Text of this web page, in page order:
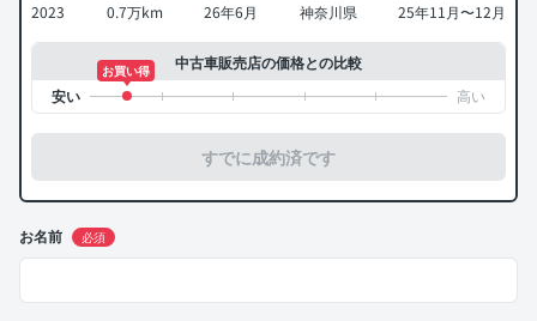
2023 0.7万km 26年6月 神奈川県 25年11月〜12月
中古車販売店の価格との比較
お買い得
すでに成約済です
お名前 必須